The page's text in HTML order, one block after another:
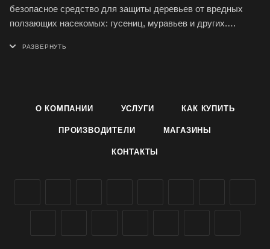
безопасное средство для защиты деревьев от вредных
ползающих насекомых: гусениц, муравьев и других.
в зависимости от их толщины. ловчий пояс не содержит
Применение: Перед размещением следует подготовить
см от земли, дерево обхватить
О КОМПАНИИ УСЛУГИ КАК КУПИТЬ
ПРОИЗВОДИТЕЛИ МАГАЗИНЫ
КОНТАКТЫ